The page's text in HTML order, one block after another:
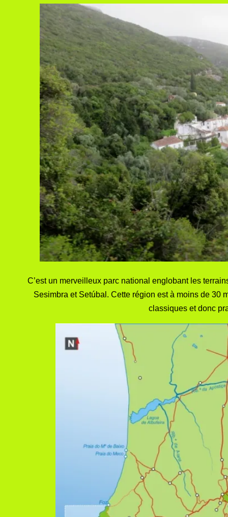
C’est un merveilleux parc national englobant les
Sesimbra et Setúbal. Cette région est à moins de 30
classiques et donc